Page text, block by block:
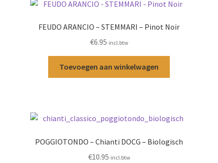
FEUDO ARANCIO – STEMMARI – Pinot Noir
€6.95 incl.btw
Toevoegen aan winkelwagen
POGGIOTONDO – Chianti DOCG – Biologisch
€10.95 incl.btw